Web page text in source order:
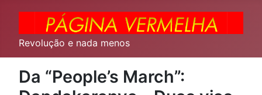
Revolução e nada menos
Da “People’s March”: